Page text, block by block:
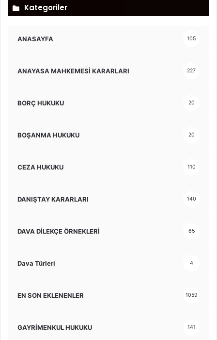
Kategoriler
ANASAYFA 105
ANAYASA MAHKEMESİ KARARLARI 227
BORÇ HUKUKU 20
BOŞANMA HUKUKU 20
CEZA HUKUKU 110
DANIŞTAY KARARLARI 140
DAVA DİLEKÇE ÖRNEKLERİ 65
Dava Türleri 4
EN SON EKLENENLER 1059
GAYRİMENKUL HUKUKU 141